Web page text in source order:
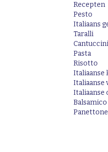
Recepten
Pesto
Italiaans
Taralli
Cantuccini
Pasta
Risotto
Italiaanse
Italiaanse
Italiaanse
Balsamico
Panettone